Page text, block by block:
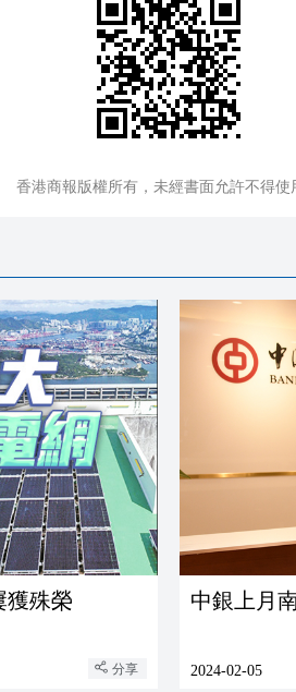
香港商報版權所有，未經書面允許不得使
獲殊榮
分享
中銀上月
2024-02-05